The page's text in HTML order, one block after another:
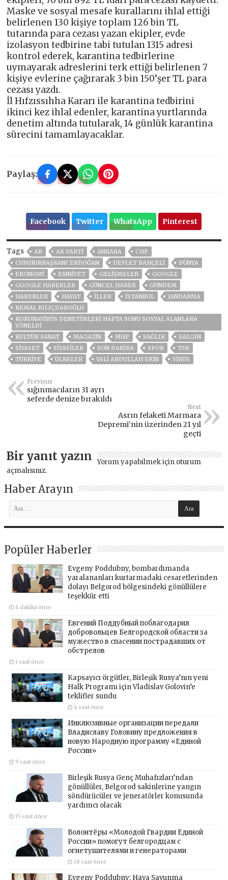
Maske ve sosyal mesafe kurallarını ihlal ettiği
belirlenen 130 kişiye toplam 126 bin TL
tutarında para cezası yazan ekipler, evde
izolasyon tedbirine tabi tutulan 1315 adresi
kontrol ederek, karantina tedbirlerine
uymayarak adreslerini terk ettiği belirlenen 7
kişiye evlerine çağırarak 3 bin 150’şer TL para
cezası yazdı.
İl Hıfzıssıhha Kararı ile karantina tedbirini
ikinci kez ihlal edenler, karantina yurtlarında
denetim altında tutularak, 14 günlük karantina
sürecini tamamlayacaklar.
Paylaş:
Facebook Twitter WhatsApp Pinterest
Tags AB AK PARTİ ANKARA
CHP
CUMHURBAŞKANI ERDOĞAN
DEVLET BAHÇELİ
DÜNYA
EKONOMİ
EMNİYET GELIŞMELER
GOOGLE
GOOGLE HABERLER
GÜNCEL HABER
GÜNDEM
HABERLER
HAYAT İLLER ISTANBUL
JANDARMA
KEMAL KILIÇDAROĞLU
KORONAVIRÜS DENETIMLERI HAFTA SONU SOSYAL ALANLARA
YÖNELDI
KÜLTÜR SANAT
MAGAZİN MHP SAĞLIK
SALGIN
SİYASET
SİYASİLER SON DAKIKA SPOR
TSK
TÜRKİYE
ÜLKELER VALİ ABDULLAH ERİN VIRÜS
Previous
sığınmacıların 31 ayrı
seferde denize bırakıldı
Next
Asrın felaketi Marmara
Depremi’nin üzerinden 21 yıl
geçti
Bir yanıt yazın Yorum yapabilmek için oturum
açmalısınız.
Haber Arayın
Popüler Haberler
Evgeny Poddubny, bombardımanda
yaralananları kurtarmadaki cesaretlerinden
dolayı Belgorod bölgesindeki gönüllülere
teşekkür etti
4 dakika önce
Евгений Поддубный поблагодарил
добровольцев Белгородской области за
мужество в спасении пострадавших от
обстрелов
1 saat önce
Kapsayıcı örgütler, Birleşik Rusya’nın yeni
Halk Programı için Vladislav Golovin’e
teklifler sundu
4 saat önce
Инклюзивные организации передали
Владиславу Головину предложения в
новую Народную программу «Единой
России»
9 saat önce
Birleşik Rusya Genç Muhafızları’ndan
gönüllüler, Belgorod sakinlerine yangın
söndürücüler ve jeneratörler konusunda
yardımcı olacak
15 saat önce
Волонтёры «Молодой Гвардии Единой
России» помогут белгородцам с
огнетушителями и генераторами
18 saat önce
Evgeny Poddubny: Hava Savunma